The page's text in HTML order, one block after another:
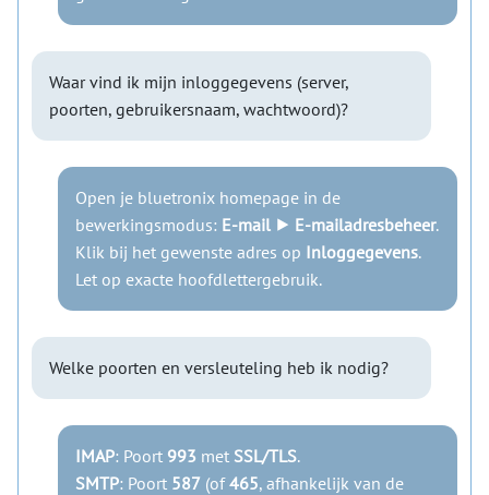
Waar vind ik mijn inloggegevens (server,
poorten, gebruikersnaam, wachtwoord)?
Open je bluetronix homepage in de
bewerkingsmodus: E-mail ⯈ E-mailadresbeheer.
Klik bij het gewenste adres op Inloggegevens.
Let op exacte hoofdlettergebruik.
Welke poorten en versleuteling heb ik nodig?
IMAP: Poort 993 met SSL/TLS.
SMTP: Poort 587 (of465, afhankelijk van de